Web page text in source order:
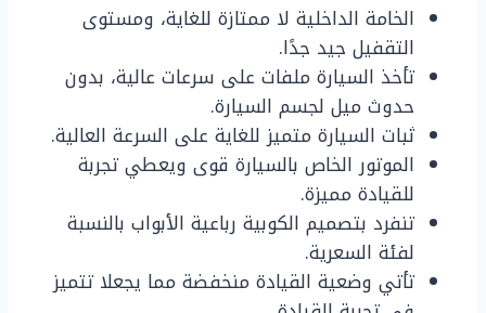
الخامة الداخلية لا ممتازة للغاية، ومستوى
التقفيل جيد جدًا.
تأخذ السيارة ملفات على سرعات عالية، بدون
حدوث ميل لجسم السيارة.
ثبات السيارة متميز للغاية على السرعة العالية.
الموتور الخاص بالسيارة قوى ويعطي تجربة
للقيادة مميزة.
تنفرد بتصميم الكوبية رباعية الأبواب بالنسبة
لفئة السعرية.
تأتي وضعية القيادة منخفضة مما يجعلا تتميز